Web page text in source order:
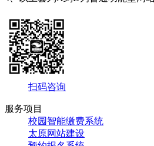
扫码咨询
服务项目
校园智能缴费系统
太原网站建设